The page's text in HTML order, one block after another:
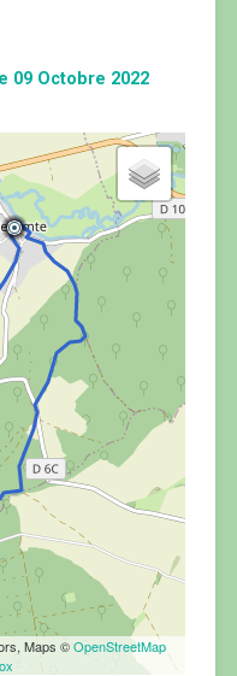
09 Octobre 2022
Maps ©OpenStreetMap